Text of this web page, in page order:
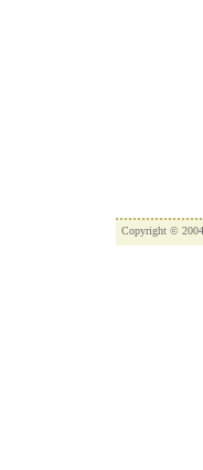
Copyright ©